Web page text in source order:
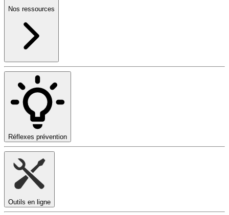
Nos ressources
Réflexes prévention
Outils en ligne